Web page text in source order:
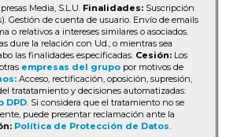
Media, S.L.U. Finalidades: Suscripción
Gestión de cuenta de usuario. Envío de emails
o relativos a intereses similares o asociados.
dure la relación con Ud., o mientras sea
las finalidades especificadas. Cesión: Los
empresas del grupo por motivos de
Acceso, rectificación, oposición, supresión,
tratatamiento y decisiones automatizadas:
DPD. Si considera que el tratamiento no se
puede presentar reclamación ante la
Política de Protección de Datos.